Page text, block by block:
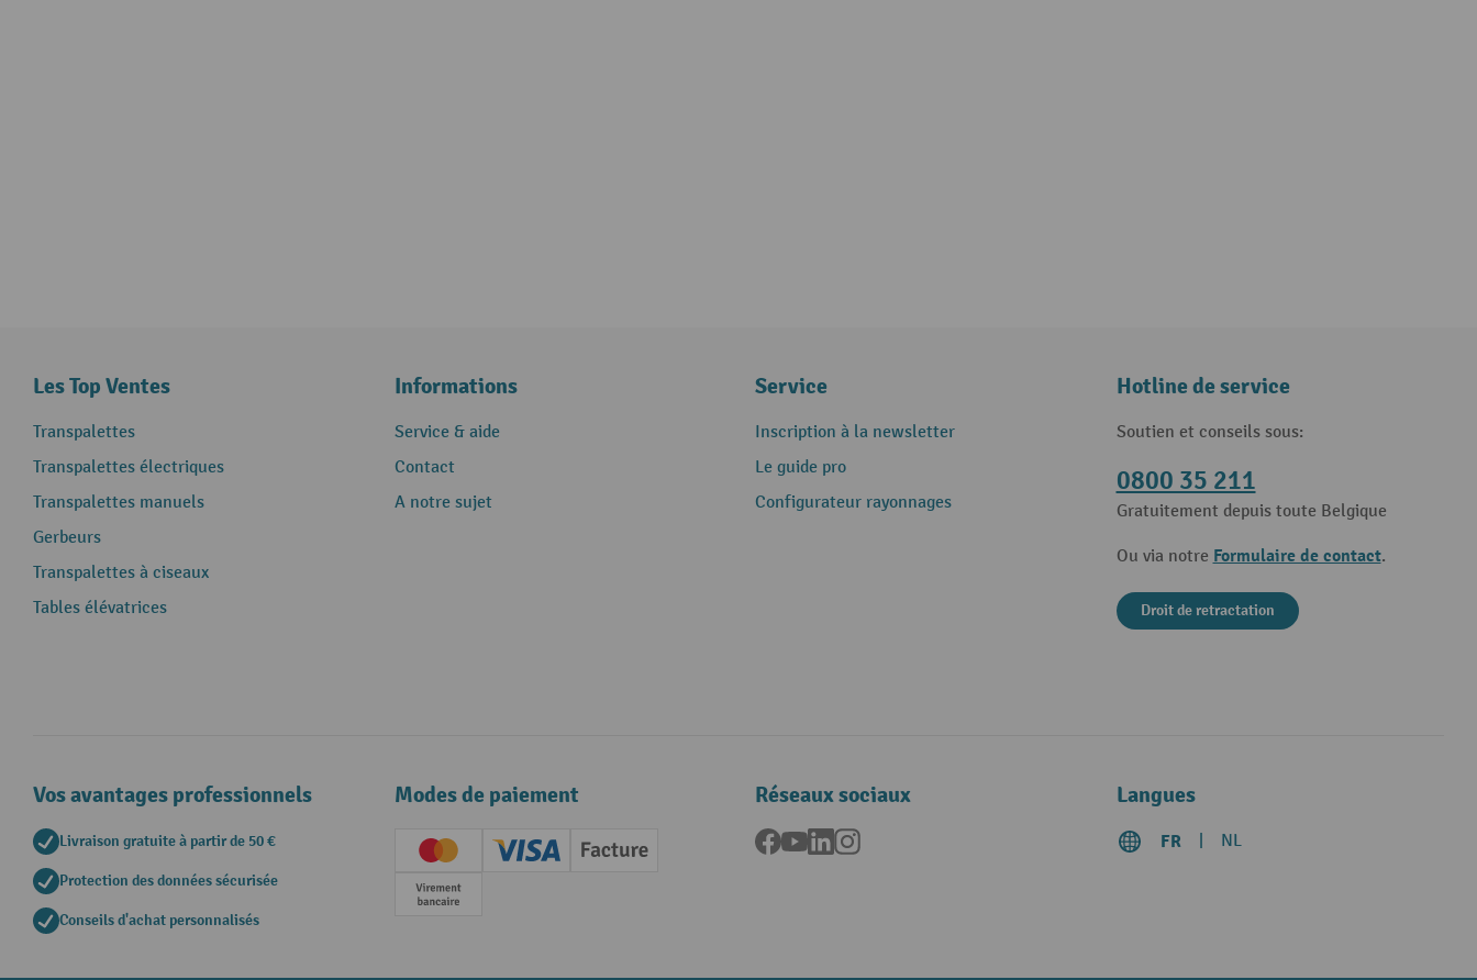
Les Top Ventes
Transpalettes
Transpalettes électriques
Transpalettes manuels
Gerbeurs
Transpalettes à ciseaux
Tables élévatrices
Informations
Service & aide
Contact
A notre sujet
Service
Inscription à la newsletter
Le guide pro
Configurateur rayonnages
Hotline de service
Soutien et conseils sous:
0800 35 211
Gratuitement depuis toute Belgique
Ou via notre Formulaire de contact.
Droit de retractation
Vos avantages professionnels
Livraison gratuite à partir de 50 €
Protection des données sécurisée
Conseils d'achat personnalisés
Modes de paiement
Creditcard (Master)Creditcard (Visa)
Facture
Paiement anticipé
Réseaux sociaux
Facebook
YouTubeLinkedInInstagram
Langues
FR NL